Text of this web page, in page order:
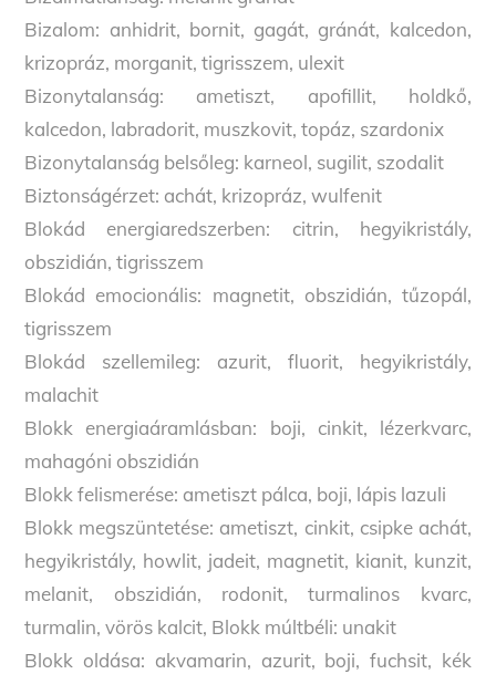
Bizalom: anhidrit, bornit, gagát, gránát, kalcedon,
krizopráz, morganit, tigrisszem, ulexit
Bizonytalanság: ametiszt, apofillit, holdkő,
kalcedon, labradorit, muszkovit, topáz, szardonix
Bizonytalanság belsőleg: karneol, sugilit, szodalit
Biztonságérzet: achát, krizopráz, wulfenit
Blokád energiaredszerben: citrin, hegyikristály,
obszidián, tigrisszem
Blokád emocionális: magnetit, obszidián, tűzopál,
tigrisszem
Blokád szellemileg: azurit, fluorit, hegyikristály,
malachit
Blokk energiaáramlásban: boji, cinkit, lézerkvarc,
mahagóni obszidián
Blokk felismerése: ametiszt pálca, boji, lápis lazuli
Blokk megszüntetése: ametiszt, cinkit, csipke achát,
hegyikristály, howlit, jadeit, magnetit, kianit, kunzit,
melanit, obszidián, rodonit, turmalinos kvarc,
turmalin, vörös kalcit, Blokk múltbéli: unakit
Blokk oldása: akvamarin, azurit, boji, fuchsit, kék